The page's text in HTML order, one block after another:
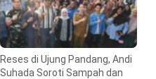
Reses di Ujung Pandang, Andi
Suhada Soroti Sampah dan